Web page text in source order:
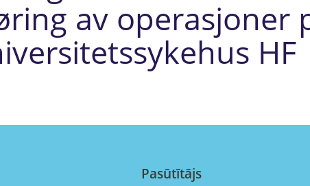
av operasjoner
HF
Pasūtītājs